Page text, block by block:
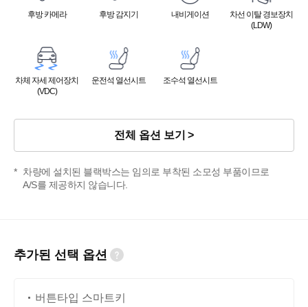
후방 카메라 후방 감지기 내비게이션
차선 이탈 경보장치
(LDW)
차체 자세 제어장치
(VDC)
운전석 열선시트 조수석 열선시트
전체 옵션 보기
차량에 설치된 블랙박스는 임의로 부착된 소모성 부품이므로
A/S를 제공하지 않습니다.
추가된 선택 옵션
버튼타입 스마트키